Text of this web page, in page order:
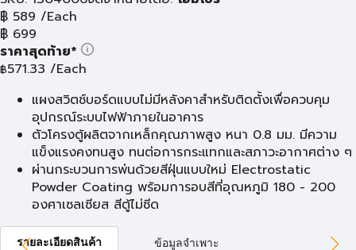
฿ 589 /Each
฿ 699
ราคาสุดท้าย*
฿571.33 /Each
แผงสวิตช์บอร์ดแบบไม่มีหลังคาสำหรับติดตั้งเพื่อควบคุม
อุปกรณ์ระบบไฟฟ้าภายในอาคาร
ตัวโครงตู้ผลิตจากเหล็กคุณภาพสูง หนา 0.8 มม. มีความ
แข็งแรงคงทนสูง ทนต่อการกระแทกและสภาวะอากาศต่าง ๆ
ผ่านกระบวนการพ่นด้วยสีฝุ่นแบบใหม่ Electrostatic
Powder Coating พร้อมการอบสีที่อุณหภูมิ 180 - 200
องศาเซลเซียส สีตู้ไม่ซีด
รายละเอียดสินค้า ข้อมูลจำเพาะ